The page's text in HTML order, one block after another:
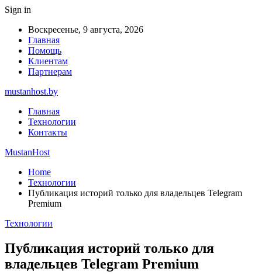
Sign in
Воскресенье, 9 августа, 2026
Главная
Помощь
Клиентам
Партнерам
mustanhost.by
Главная
Технологии
Контакты
MustanHost
Home
Технологии
Публикация историй только для владельцев Telegram
Premium
Технологии
Публикация историй только для
владельцев Telegram Premium